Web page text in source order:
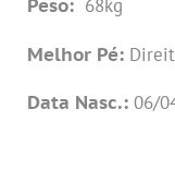
Peso: 68kg
Melhor Pé:
Data Nasc.: 06/